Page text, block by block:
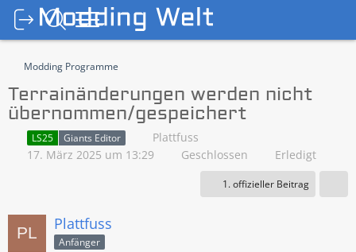
Modding Programme
Terrainänderungen werden nicht
übernommen/gespeichert
LS25 Giants Editor
Plattfuss
17. März 2025 um 13:29
Geschlossen Erledigt
1. offizieller Beitrag
Plattfuss
Anfänger